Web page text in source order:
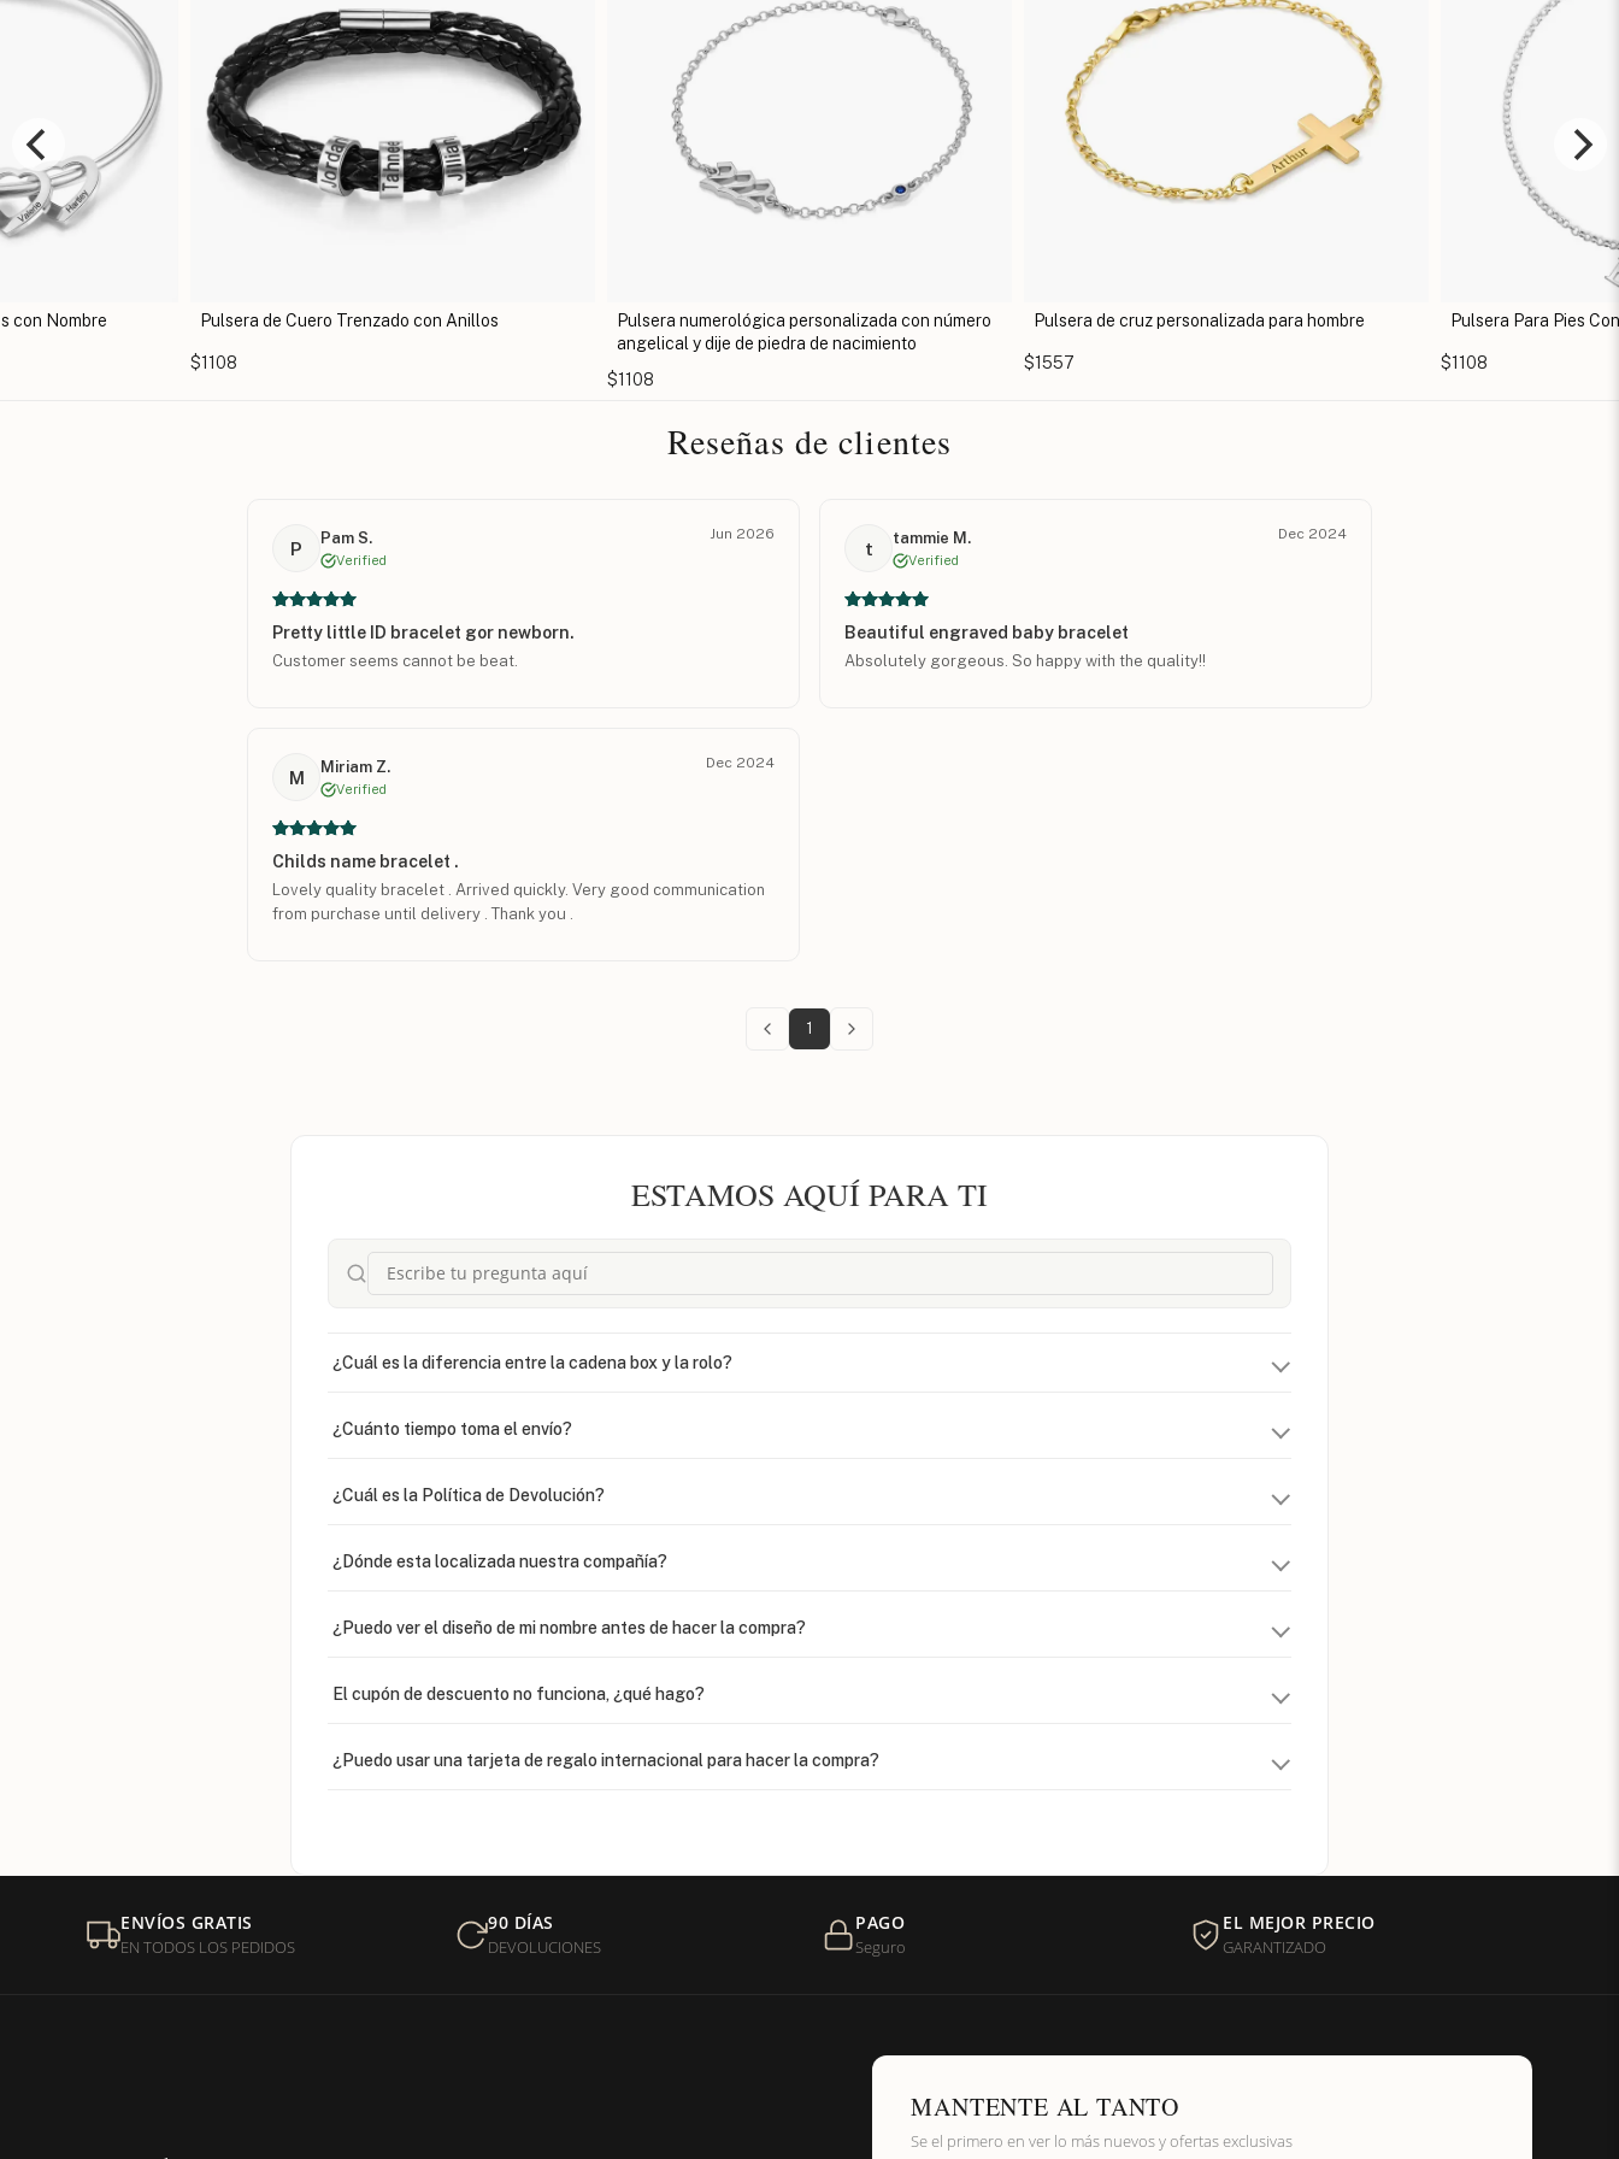
Trenzado con Anillos
Pulsera numerológica personalizada con número
angelical y dije de piedra de nacimiento
Pulsera de cruz personalizada para hombre Pulsera Para Pies Con Piedra De Nacimiento
Reseñas de clientes
P
Pam S.
Verified
Jun 2026
Pretty little ID bracelet gor newborn.
Customer seems cannot be beat.
t
tammie M.
Verified
Dec 2024
Beautiful engraved baby bracelet
Absolutely gorgeous. So happy with the quality!!
M
Miriam Z.
Verified
Dec 2024
Childs name bracelet .
Lovely quality bracelet . Arrived quickly. Very good communication
from purchase until delivery . Thank you .
1
ESTAMOS AQUÍ PARA TI
¿Cuál es la diferencia entre la cadena box y la rolo?
¿Cuánto tiempo toma el envío?
¿Cuál es la Política de Devolución?
¿Dónde esta localizada nuestra compañía?
¿Puedo ver el diseño de mi nombre antes de hacer la compra?
El cupón de descuento no funciona, ¿qué hago?
¿Puedo usar una tarjeta de regalo internacional para hacer la compra?
¿Sus productos son libres de níquel?
ENVÍOS GRATIS
EN TODOS LOS PEDIDOS
90 DÍAS
DEVOLUCIONES
PAGO
Seguro
EL MEJOR PRECIO
GARANTIZADO
MANTENTE AL TANTO
Se el primero en ver lo más nuevos y ofertas exclusivas